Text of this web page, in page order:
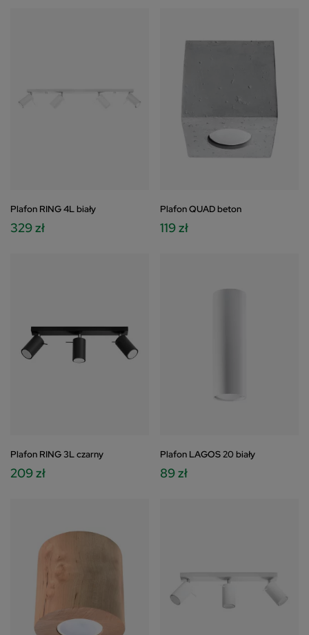
Plafon RING 4L biały
329 zł
Plafon QUAD beton
119 zł
Plafon RING 3L czarny
209 zł
Plafon LAGOS 20 biały
89 zł